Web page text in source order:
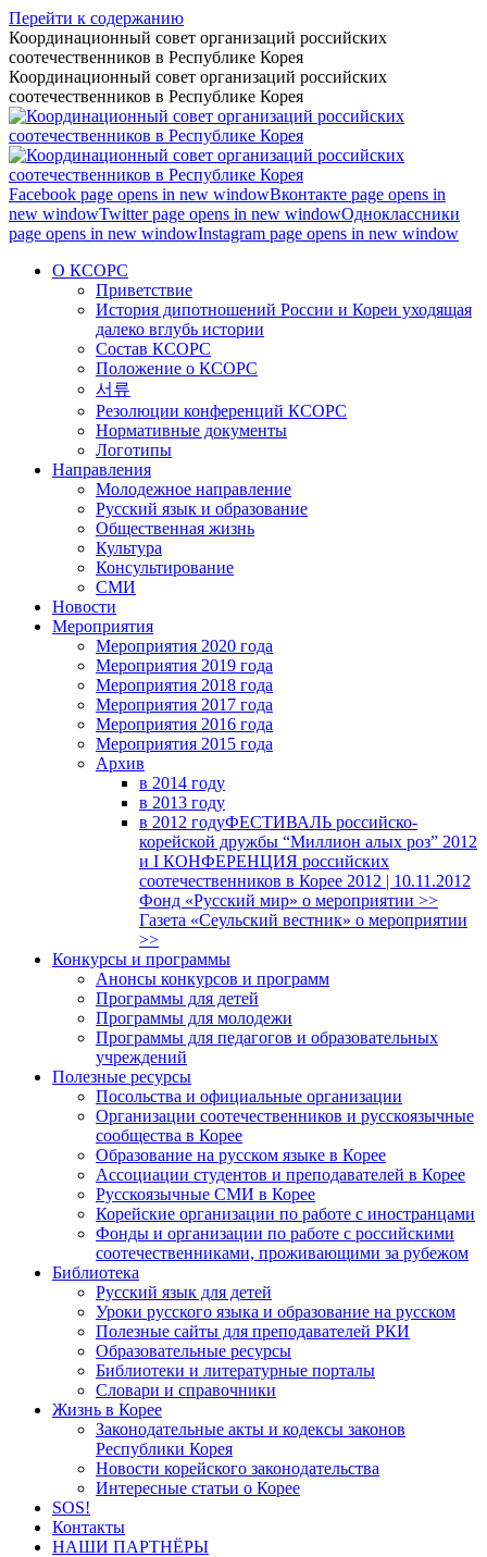
Перейти к содержанию
Координационный совет организаций российских
соотечественников в Республике Корея
Координационный совет организаций российских
соотечественников в Республике Корея
Facebook page opens in new windowВконтакте page opens in
new windowTwitter page opens in new windowОдноклассники
page opens in new windowInstagram page opens in new window
О КСОРС
Приветствие
История дипотношений России и Кореи уходящая
далеко вглубь истории
Состав КСОРС
Положение о КСОРС
서류
Резолюции конференций КСОРС
Нормативные документы
Логотипы
Направления
Молодежное направление
Русский язык и образование
Общественная жизнь
Культура
Консультирование
СМИ
Новости
Мероприятия
Мероприятия 2020 года
Мероприятия 2019 года
Мероприятия 2018 годa
Мероприятия 2017 года
Мероприятия 2016 года
Мероприятия 2015 года
Архив
в 2014 году
в 2013 году
в 2012 годуФЕСТИВАЛЬ российско-
корейской дружбы “Миллион алых роз” 2012
и I КОНФЕРЕНЦИЯ российских
соотечественников в Корее 2012 | 10.11.2012
Фонд «Русский мир» о мероприятии >>
Газета «Сеульский вестник» о мероприятии
>>
Конкурсы и программы
Анонсы конкурсов и программ
Программы для детей
Программы для молодежи
Программы для педагогов и образовательных
учреждений
Полезные ресурсы
Посольства и официальные организации
Организации соотечественников и русскоязычные
сообщества в Корее
Образование на русском языке в Корее
Ассоциации студентов и преподавателей в Корее
Русскоязычные СМИ в Корее
Корейские организации по работе с иностранцами
Фонды и организации по работе с российскими
соотечественниками, проживающими за рубежом
Библиотека
Русский язык для детей
Уроки русского языка и образование на русском
Полезные сайты для преподавателей РКИ
Образовательные ресурсы
Библиотеки и литературные порталы
Словари и справочники
Жизнь в Корее
Законодательные акты и кодексы законов
Республики Корея
Новости корейского законодательства
Интересные статьи о Корее
SOS!
Контакты
НАШИ ПАРТНЁРЫ